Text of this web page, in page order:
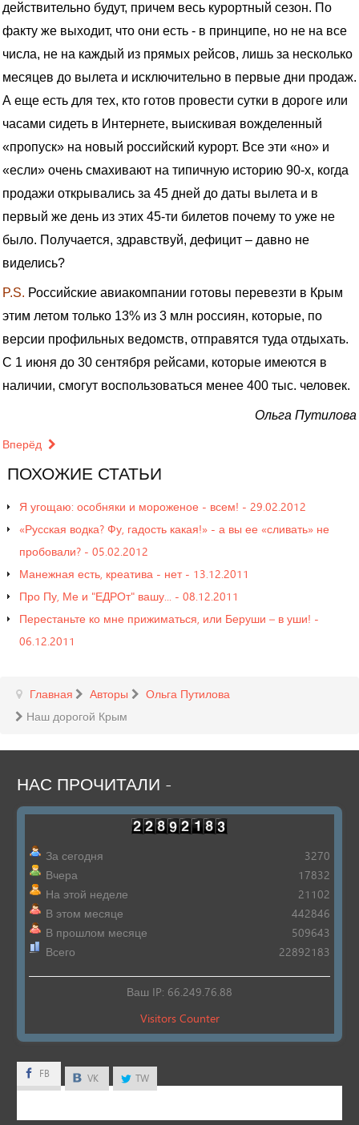
действительно будут, причем весь курортный сезон. По
факту же выходит, что они есть - в принципе, но не на все
числа, не на каждый из прямых рейсов, лишь за несколько
месяцев до вылета и исключительно в первые дни продаж.
А еще есть для тех, кто готов провести сутки в дороге или
часами сидеть в Интернете, выискивая вожделенный
«пропуск» на новый российский курорт. Все эти «но» и
«если» очень смахивают на типичную историю 90-х, когда
продажи открывались за 45 дней до даты вылета и в
первый же день из этих 45-ти билетов почему то уже не
было. Получается, здравствуй, дефицит – давно не
виделись?
P.S. Российские авиакомпании готовы перевезти в Крым
этим летом только 13% из 3 млн россиян, которые, по
версии профильных ведомств, отправятся туда отдыхать.
С 1 июня до 30 сентября рейсами, которые имеются в
наличии, смогут воспользоваться менее 400 тыс. человек.
Ольга Путилова
Вперёд
ПОХОЖИЕ СТАТЬИ
Я угощаю: особняки и мороженое - всем! - 29.02.2012
«Русская водка? Фу, гадость какая!» - а вы ее «сливать» не
пробовали? - 05.02.2012
Манежная есть, креатива - нет - 13.12.2011
Про Пу, Ме и "ЕДРОт" вашу... - 08.12.2011
Перестаньте ко мне прижиматься, или Беруши – в уши! -
06.12.2011
Главная Авторы
Ольга Путилова
Наш дорогой Крым
НАС ПРОЧИТАЛИ -
За сегодня
Вчера
На этой неделе
В этом месяце
В прошлом месяце
Всего
3270
17832
21102
442846
509643
22892183
Ваш IP: 66.249.76.88
Visitors Counter
FB
FB VK TW